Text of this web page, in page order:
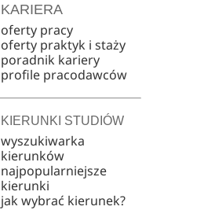
KARIERA
oferty pracy
oferty praktyk i staży
poradnik kariery
profile pracodawców
KIERUNKI STUDIÓW
wyszukiwarka
kierunków
najpopularniejsze
kierunki
jak wybrać kierunek?